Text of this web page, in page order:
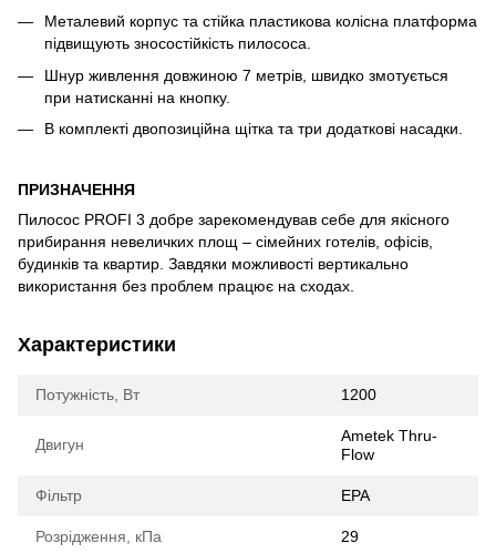
Металевий корпус та стійка пластикова колісна платформа
підвищують зносостійкість пилососа.
Шнур живлення довжиною 7 метрів, швидко змотується
при натисканні на кнопку.
В комплекті двопозиційна щітка та три додаткові насадки.
ПРИЗНАЧЕННЯ
Пилосос PROFI 3 добре зарекомендував себе для якісного
прибирання невеличких площ – сімейних готелів, офісів,
будинків та квартир. Завдяки можливості вертикально
використання без проблем працює на сходах.
Характеристики
Потужність, Вт 1200
Двигун
Ametek Thru-
Flow
Фільтр EPA
Розрідження, кПа 29